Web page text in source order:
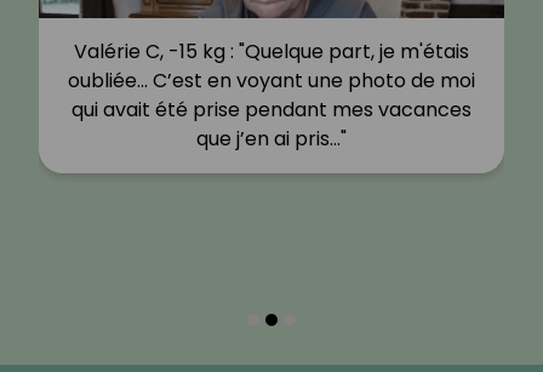
Valérie C, -15 kg : "Quelque part, je m'étais
oubliée… C’est en voyant une photo de moi
qui avait été prise pendant mes vacances
que j’en ai pris…"